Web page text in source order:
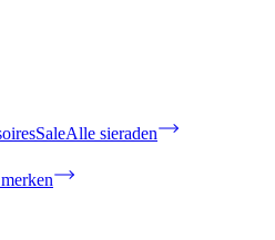
SaleAlle sieraden